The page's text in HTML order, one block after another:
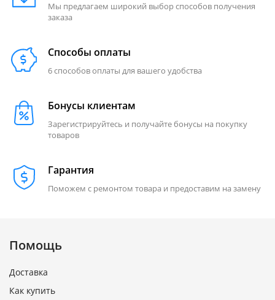
Мы предлагаем широкий выбор способов получения
заказа
Способы оплаты
6 способов оплаты для вашего удобства
Бонусы клиентам
Зарегистрируйтесь и получайте бонусы на покупку
товаров
Гарантия
Поможем с ремонтом товара и предоставим на замену
Помощь
Доставка
Как купить